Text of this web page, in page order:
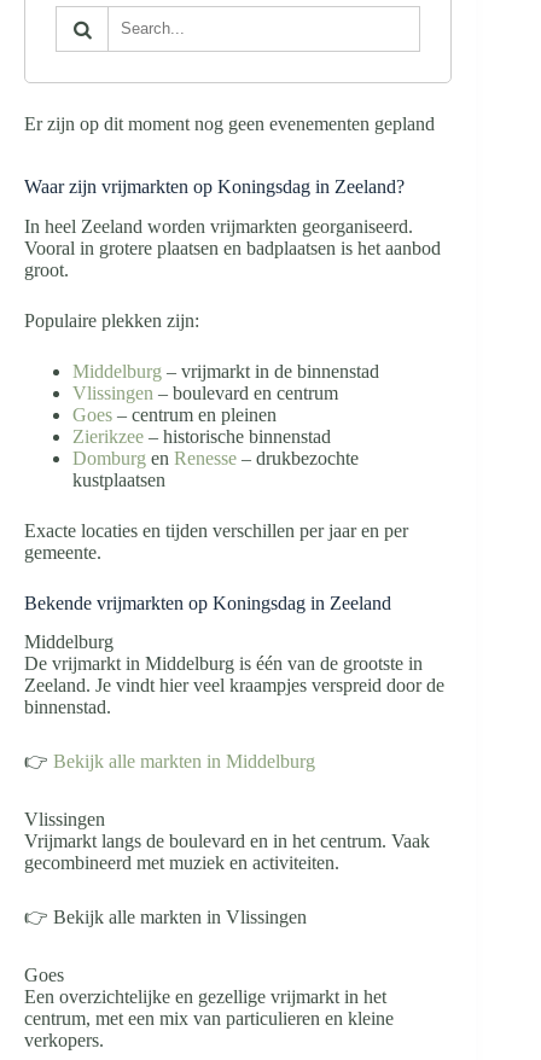
Er zijn op dit moment nog geen evenementen gepland
Waar zijn vrijmarkten op Koningsdag in Zeeland?
In heel Zeeland worden vrijmarkten georganiseerd.
Vooral in grotere plaatsen en badplaatsen is het aanbod
groot.
Populaire plekken zijn:
Middelburg – vrijmarkt in de binnenstad
Vlissingen – boulevard en centrum
Goes – centrum en pleinen
Zierikzee – historische binnenstad
Domburg en Renesse – drukbezochte
kustplaatsen
Exacte locaties en tijden verschillen per jaar en per
gemeente.
Bekende vrijmarkten op Koningsdag in Zeeland
Middelburg
De vrijmarkt in Middelburg is één van de grootste in
Zeeland. Je vindt hier veel kraampjes verspreid door de
binnenstad.
👉 Bekijk alle markten in Middelburg
Vlissingen
Vrijmarkt langs de boulevard en in het centrum. Vaak
gecombineerd met muziek en activiteiten.
👉 Bekijk alle markten in Vlissingen
Goes
Een overzichtelijke en gezellige vrijmarkt in het
centrum, met een mix van particulieren en kleine
verkopers.